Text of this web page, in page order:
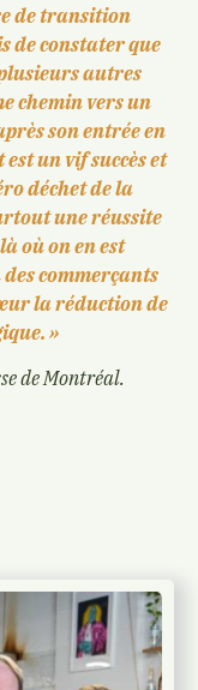
de transition
de constater que
autres
chemin vers un
son entrée en
un vif succès et
déchet de la
une réussite
où on en est
commerçants
la réduction de
»
de Montréal.